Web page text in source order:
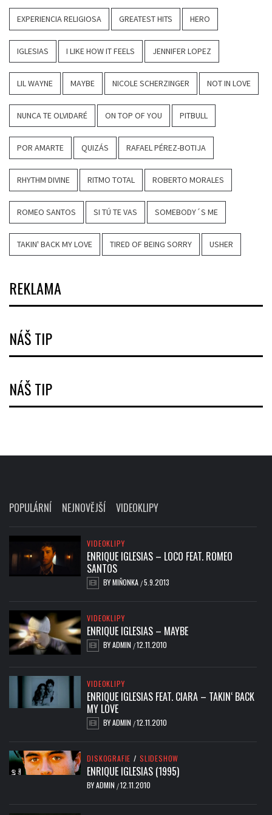
EXPERIENCIA RELIGIOSA GREATEST HITS HERO
IGLESIAS I LIKE HOW IT FEELS JENNIFER LOPEZ
LIL WAYNE MAYBE NICOLE SCHERZINGER NOT IN LOVE
NUNCA TE OLVIDARÉ ON TOP OF YOU PITBULL
POR AMARTE QUIZÁS RAFAEL PÉREZ-BOTIJA
RHYTHM DIVINE RITMO TOTAL ROBERTO MORALES
ROMEO SANTOS SI TÚ TE VAS SOMEBODY´S ME
TAKIN' BACK MY LOVE TIRED OF BEING SORRY USHER
REKLAMA
NÁŠ TIP
NÁŠ TIP
POPULÁRNÍ NEJNOVĚJŠÍ VIDEOKLIPY
VIDEOKLIPY
ENRIQUE IGLESIAS – LOCO FEAT. ROMEO
SANTOS
BYMIŇONKA /5.9.2013
VIDEOKLIPY
ENRIQUE IGLESIAS – MAYBE
BYADMIN /12.11.2010
VIDEOKLIPY
ENRIQUE IGLESIAS FEAT. CIARA – TAKIN‘ BACK
MY LOVE
BYADMIN /12.11.2010
DISKOGRAFIE / SLIDESHOW
ENRIQUE IGLESIAS (1995)
BYADMIN /12.11.2010